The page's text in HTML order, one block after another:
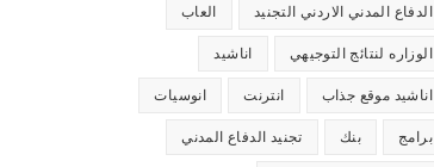
الدفاع المدني الاردني التجنيد العاب
الوزاره لنتائج التوجيهي اناشيد
اناشيد موقع جذاب انترنت انوسيات
برامج بنك تجنيد الدفاع المدني